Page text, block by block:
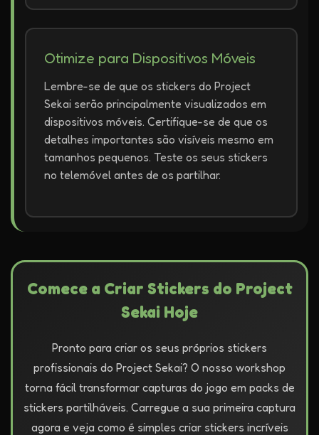
Otimize para Dispositivos Móveis
Lembre-se de que os stickers do Project
Sekai serão principalmente visualizados em
dispositivos móveis. Certifique-se de que os
detalhes importantes são visíveis mesmo em
tamanhos pequenos. Teste os seus stickers
no telemóvel antes de os partilhar.
Comece a Criar Stickers do Project
Sekai Hoje
Pronto para criar os seus próprios stickers
profissionais do Project Sekai? O nosso workshop
torna fácil transformar capturas do jogo em packs de
stickers partilháveis. Carregue a sua primeira captura
agora e veja como é simples criar stickers incríveis